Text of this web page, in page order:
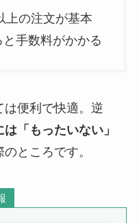
上の注文が基本
手数料がかかる
便利で快適。逆
「もったいない」
ところです。